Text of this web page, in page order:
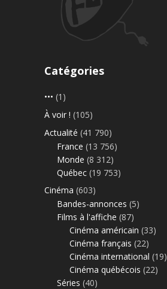
Catégories
••• (1)
À voir ! (105)
Actualité (41 790)
France (13 756)
Monde (8 312)
Québec (19 753)
Cinéma (603)
Bandes-annonces (5)
Films à l'affiche (87)
Cinéma américain (33)
Cinéma français (22)
Cinéma international (19)
Cinéma québécois (22)
Séries (40)